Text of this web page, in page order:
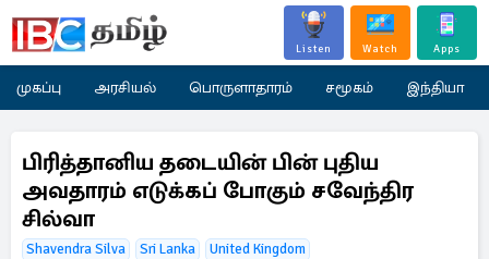
Listen Watch Apps
முகப்பு அரசியல் பொருளாதாரம் சமூகம் இந்தியா
பிரித்தானிய தடையின் பின் புதிய
அவதாரம் எடுக்கப் போகும் சவேந்திர
சில்வா
Shavendra Silva Sri Lanka
United Kingdom